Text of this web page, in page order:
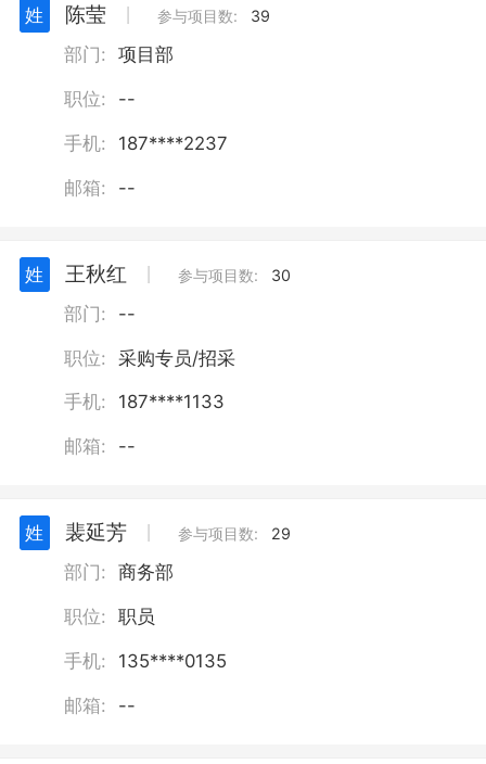
姓 陈莹 参与项目数: 39
部门: 项目部
职位: --
手机: 187****2237
邮箱: --
姓 王秋红 参与项目数: 30
部门: --
职位: 采购专员/招采
手机: 187****1133
邮箱: --
姓 裴延芳 参与项目数: 29
部门: 商务部
职位: 职员
手机: 135****0135
邮箱: --